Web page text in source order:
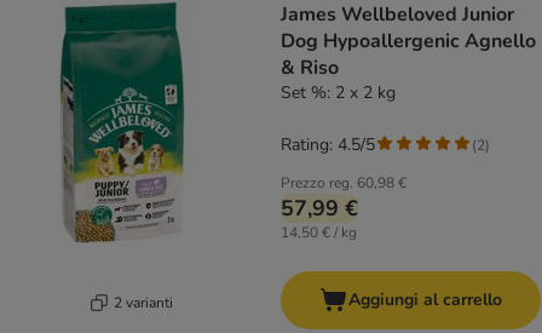
2 varianti
James Wellbeloved Junior
Dog Hypoallergenic Agnello
& Riso
Set %: 2 x 2 kg
Prezzo reg. 60,98 €
57,99 €
14,50 € / kg
Rating: 4.5/5 (2)
Aggiungi al carrello